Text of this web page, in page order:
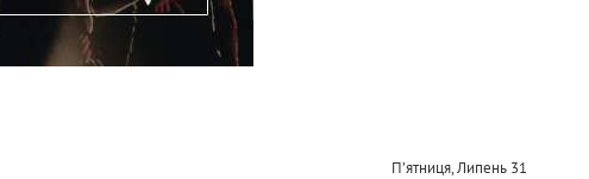
П’ятниця, Липень 31